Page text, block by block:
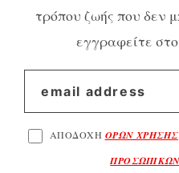
τρόπου ζωής που δεν
εγγραφείτε στο
ΑΠΟΔΟΧΗ ΟΡΩΝ ΧΡΗΣΗΣ